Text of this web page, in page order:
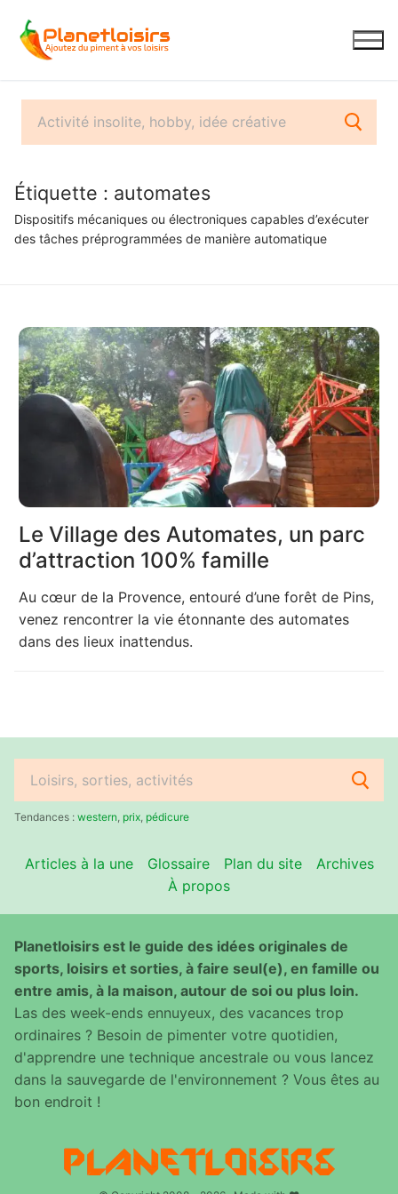
contenu
Étiquette : automates
Dispositifs mécaniques ou électroniques capables d’exécuter
des tâches préprogrammées de manière automatique
Le Village des Automates, un parc
d’attraction 100% famille
Au cœur de la Provence, entouré d’une forêt de Pins,
venez rencontrer la vie étonnante des automates
dans des lieux inattendus.
Rechercher
:Tendances : western prix pédicure
Articles à la une Glossaire Plan du site
Archives
À propos
Planetloisirs est le guide des idées originales de
sports, loisirs et sorties, à faire seul(e), en famille ou
entre amis, à la maison, autour de soi ou plus loin.
Las des week-ends ennuyeux, des vacances trop
ordinaires ? Besoin de pimenter votre quotidien,
d'apprendre une technique ancestrale ou vous lancez
dans la sauvegarde de l'environnement ? Vous êtes au
bon endroit !